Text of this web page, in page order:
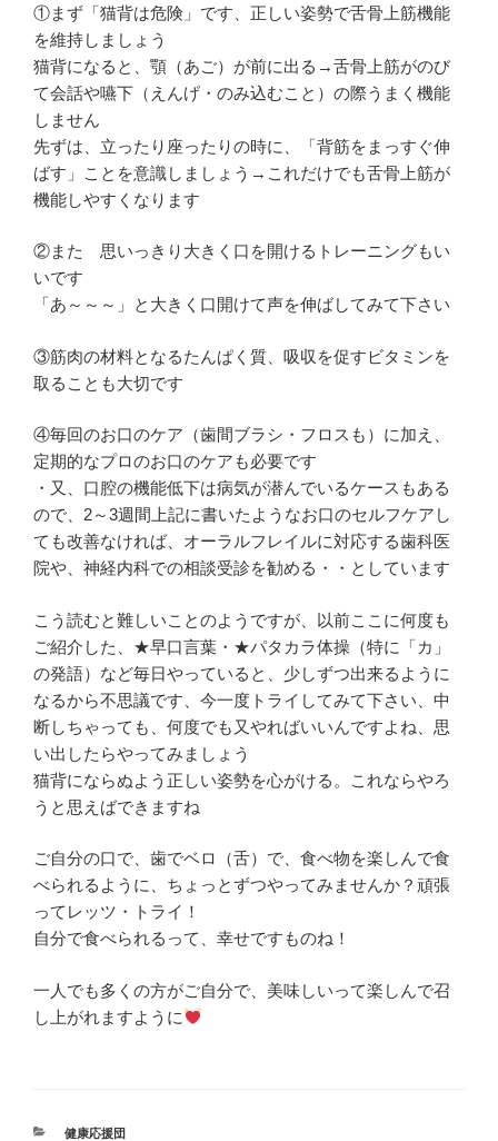
①まず「猫背は危険」です、正しい姿勢で舌骨上筋機能
を維持しましょう
猫背になると、顎（あご）が前に出る→舌骨上筋がのび
て会話や嚥下（えんげ・のみ込むこと）の際うまく機能
しません
先ずは、立ったり座ったりの時に、「背筋をまっすぐ伸
ばす」ことを意識しましょう→これだけでも舌骨上筋が
機能しやすくなります
②また 思いっきり大きく口を開けるトレーニングもい
いです
「あ～～～」と大きく口開けて声を伸ばしてみて下さい
③筋肉の材料となるたんぱく質、吸収を促すビタミンを
取ることも大切です
④毎回のお口のケア（歯間ブラシ・フロスも）に加え、
定期的なプロのお口のケアも必要です
・又、口腔の機能低下は病気が潜んでいるケースもある
ので、2～3週間上記に書いたようなお口のセルフケアし
ても改善なければ、オーラルフレイルに対応する歯科医
院や、神経内科での相談受診を勧める・・としています
こう読むと難しいことのようですが、以前ここに何度も
ご紹介した、★早口言葉・★パタカラ体操（特に「カ」
の発語）など毎日やっていると、少しずつ出来るように
なるから不思議です、今一度トライしてみて下さい、中
断しちゃっても、何度でも又やればいいんですよね、思
い出したらやってみましょう
猫背にならぬよう正しい姿勢を心がける。これならやろ
うと思えばできますね
ご自分の口で、歯でベロ（舌）で、食べ物を楽しんで食
べられるように、ちょっとずつやってみませんか？頑張
ってレッツ・トライ！
自分で食べられるって、幸せですものね！
一人でも多くの方がご自分で、美味しいって楽しんで召
し上がれますように
カ
健康応援団